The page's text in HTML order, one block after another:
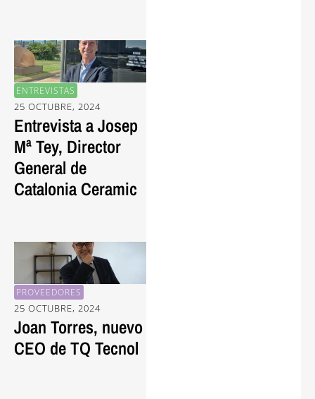
ENTREVISTAS
25 OCTUBRE, 2024
Entrevista a Josep
Mª Tey, Director
General de
Catalonia Ceramic
PROVEEDORES
25 OCTUBRE, 2024
Joan Torres, nuevo
CEO de TQ Tecnol